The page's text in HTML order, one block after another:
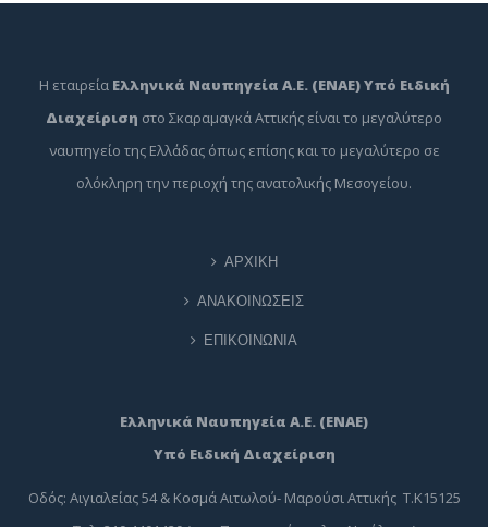
Η εταιρεία Ελληνικά Ναυπηγεία Α.Ε. (ΕΝΑΕ) Υπό Ειδική
Διαχείριση στο Σκαραμαγκά Αττικής είναι το μεγαλύτερο
ναυπηγείο της Ελλάδας όπως επίσης και το μεγαλύτερο σε
ολόκληρη την περιοχή της ανατολικής Μεσογείου.
ΑΡΧΙΚΗ
ΑΝΑΚΟΙΝΩΣΕΙΣ
ΕΠΙΚΟΙΝΩΝΙΑ
Ελληνικά Ναυπηγεία Α.Ε. (ΕΝΑΕ)
Υπό Ειδική Διαχείριση
Οδός: Αιγιαλείας 54 & Κοσμά Αιτωλού- Μαρούσι Αττικής Τ.Κ15125